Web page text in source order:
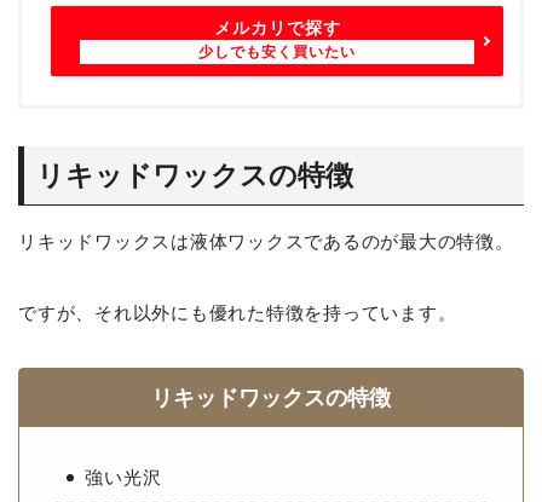
メルカリで探す
リキッドワックスの特徴
リキッドワックスは液体ワックスであるのが最大の特徴。
ですが、それ以外にも優れた特徴を持っています。
リキッドワックスの特徴
強い光沢